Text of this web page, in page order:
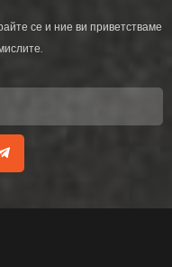
се и ние ви приветстваме